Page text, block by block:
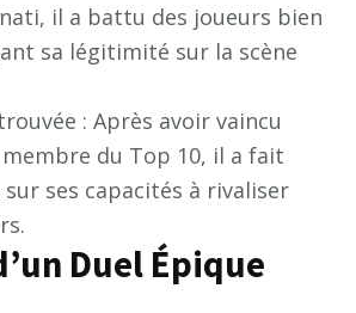
il a battu des joueurs bien
sa légitimité sur la scène
: Après avoir vaincu
du Top 10, il a fait
ses capacités à rivaliser
Duel Épique